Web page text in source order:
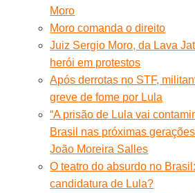
Moro
Moro comanda o direito
Juiz Sergio Moro, da Lava
herói em protestos
Após derrotas no STF,
greve de fome por Lula
“A prisão de Lula vai
Brasil nas próximas
João Moreira Salles
O teatro do absurdo no
candidatura de Lula?